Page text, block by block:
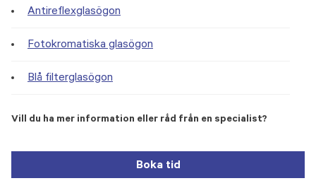
Antireflexglasögon
Fotokromatiska glasögon
Blå filterglasögon
Vill du ha mer information eller råd från en specialist?
Boka tid